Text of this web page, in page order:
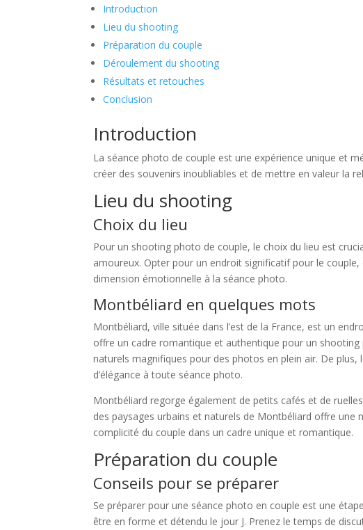
Introduction
Lieu du shooting
Préparation du couple
Déroulement du shooting
Résultats et retouches
Conclusion
Introduction
La séance photo de couple est une expérience unique et
créer des souvenirs inoubliables et de mettre en valeur la
Lieu du shooting
Choix du lieu
Pour un shooting photo de couple, le choix du lieu est
amoureux. Opter pour un endroit significatif pour le
dimension émotionnelle à la séance photo.
Montbéliard en quelques mots
Montbéliard, ville située dans l’est de la France, est un
offre un cadre romantique et authentique pour un
naturels magnifiques pour des photos en plein air. De
d’élégance à toute séance photo.
Montbéliard regorge également de petits cafés et de
des paysages urbains et naturels de Montbéliard offre
complicité du couple dans un cadre unique et romantique.
Préparation du couple
Conseils pour se préparer
Se préparer pour une séance photo en couple est une
être en forme et détendu le jour J. Prenez le temps de